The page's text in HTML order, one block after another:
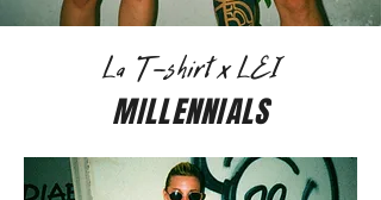
La T-shirt x LEI
MILLENNIALS